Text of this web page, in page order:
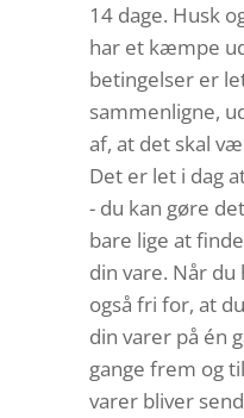
14 dage. Husk
har et kæmpe
betingelser er
sammenligne,
af, at det skal
Det er let i dag
- du kan gøre
bare lige at
din vare. Når
også fri for, at
din varer på én
gange frem og
varer bliver